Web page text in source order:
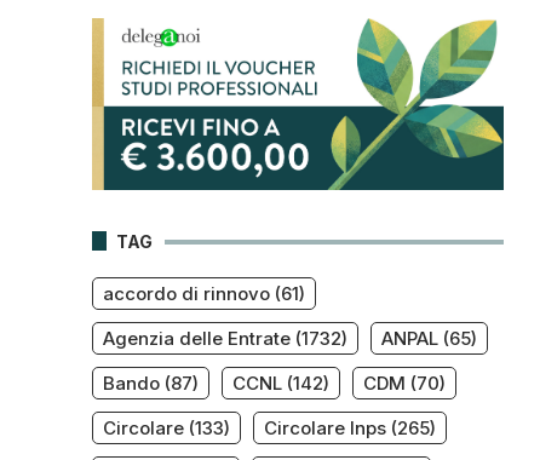
TAG
accordo di rinnovo(61)
Agenzia delle Entrate(1732) ANPAL(65)
Bando(87) CCNL(142) CDM (70)
Circolare(133) Circolare Inps(265)